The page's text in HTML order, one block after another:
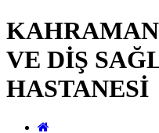
VE DİŞ
HASTANESİ